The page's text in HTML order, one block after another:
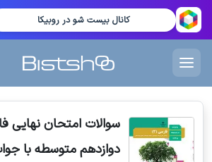
کانال بیست شو در روبیکا
دوازدهم متوسطه با جواب